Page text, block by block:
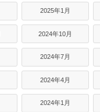
2025年1月
2024年10月
2024年7月
2024年4月
2024年1月